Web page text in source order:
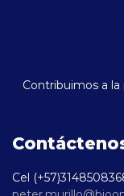
Contribuimos a
Cel